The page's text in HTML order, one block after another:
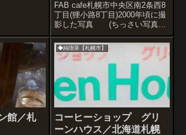
FAB cafe札幌市中央区南2条西8
丁目(狸小路8丁目)2000年頃に撮
影した写真 (ちっさい写真し
か手元になかっ
た)↓2009.102010.5FAB cafeさ
ん。狸小路のアーケードがなく
なった頃に見えてくる白を基調
館／札
◆純喫茶【札幌市】
コーヒーショップ グリ
ーンハウス／北海道札幌